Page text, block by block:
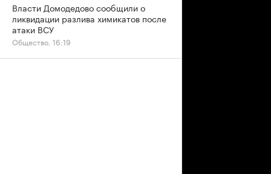
Власти Домодедово сообщили о
ликвидации разлива химикатов после
атаки ВСУ
Общество, 16:19